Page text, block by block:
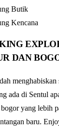
Butik
Kencana
DAN
menghabiskan
ada di Sentul
yang lebih
baru.